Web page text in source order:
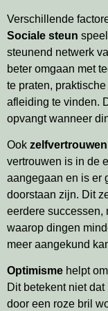
Verschillende
Sociale steun
steunend netwerk
beter omgaan met
te praten,
afleiding te vinden.
opvangt wanneer
Ook zelfvertrouwen
vertrouwen is in de
aangegaan en is er
doorstaan zijn. Dit
eerdere successen,
waarop dingen
meer aangekund
Optimisme helpt
Dit betekent niet
door een roze bril